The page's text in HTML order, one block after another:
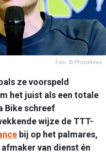
Foto: © PhotoNews
ze voorspeld
het juist als een totale
Bike schreef
wijze de TTT-
bij op het palmares,
afmaker van dienst én